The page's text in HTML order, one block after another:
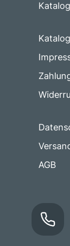
Katalog
AGB